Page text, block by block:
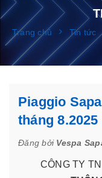
Trang chủ Tin tức
Piaggio
tháng 8.2025
Đăng bởi Vespa
CÔNG TY